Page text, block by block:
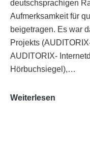
deutschsprachigen
Aufmerksamkeit für
beigetragen. Es war
Projekts
AUDITORIX-
Hörbuchsiegel),…
Weiterlesen